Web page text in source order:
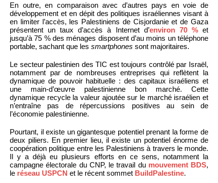
En outre, en comparaison avec d’autres pays en voie de
développement et en dépit des politiques israéliennes visant à
en limiter l’accès, les Palestiniens de Cisjordanie et de Gaza
présentent un taux d’accès à Internet d’environ 70 %et
jusqu’à 75 % des ménages disposent d’au moins un téléphone
portable, sachant que les smartphones sont majoritaires.
Le secteur palestinien des TIC est toujours contrôlé par Israël,
notamment par de nombreuses entreprises qui reflètent la
dynamique de pouvoir habituelle : des capitaux israéliens et
une main-d’œuvre palestinienne bon marché. Cette
dynamique recycle la valeur ajoutée sur le marché israélien et
n’entraîne pas de répercussions positives au sein de
l’économie palestinienne.
Pourtant, il existe un gigantesque potentiel prenant la forme de
deux piliers. En premier lieu, il existe un potentiel énorme de
coopération politique entre les Palestiniens à travers le monde.
Il y a déjà eu plusieurs efforts en ce sens, notamment la
campagne électorale du CNP, le travail du mouvement BDS,
le réseau USPCN et le récent sommet BuildPalestine.